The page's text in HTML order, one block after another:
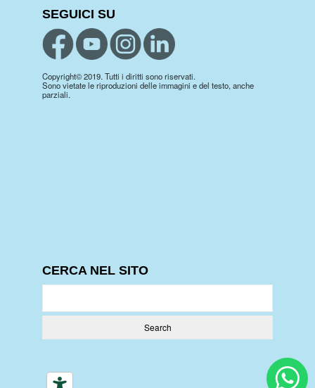
SEGUICI SU
Copyright© 2019. Tutti i diritti sono riservati.
Sono vietate le riproduzioni delle immagini e del testo, anche
parziali.
CERCA NEL SITO